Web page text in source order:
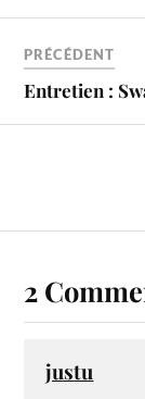
PRÉCÉDENT
Entretien :
2
justu